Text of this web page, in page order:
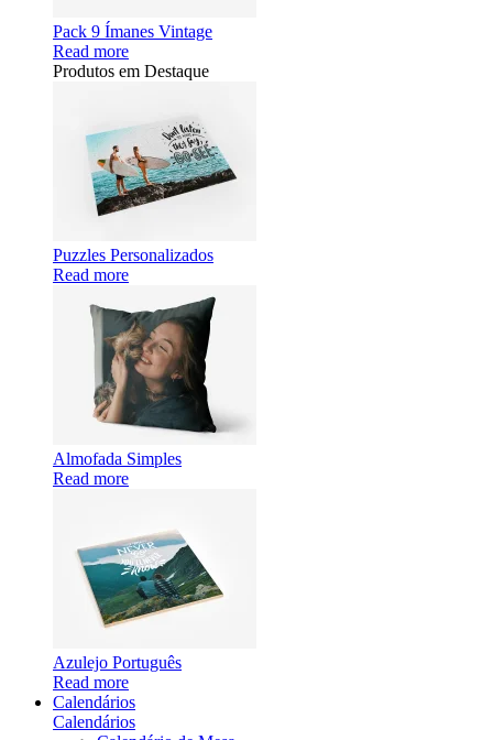
Pack 9 Ímanes Vintage
Read more
Produtos em Destaque
Puzzles Personalizados
Read more
Almofada Simples
Read more
Azulejo Português
Read more
Calendários
Calendários